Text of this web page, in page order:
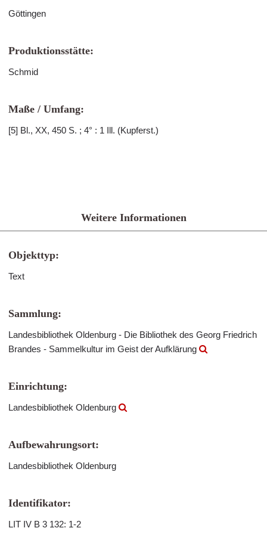
Göttingen
Produktionsstätte:
Schmid
Maße / Umfang:
[5] Bl., XX, 450 S. ; 4° : 1 Ill. (Kupferst.)
Weitere Informationen
Objekttyp:
Text
Sammlung:
Landesbibliothek Oldenburg - Die Bibliothek des Georg Friedrich
Brandes - Sammelkultur im Geist der Aufklärung
Einrichtung:
Landesbibliothek Oldenburg
Aufbewahrungsort:
Landesbibliothek Oldenburg
Identifikator:
LIT IV B 3 132: 1-2